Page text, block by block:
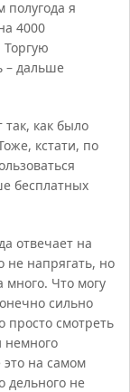
полугода я
4000
Торгую
– дальше
как было
кстати, по
бесплатных
отвечает на
не напрягать, но
много. Что могу
сильно
просто смотреть
немного
это на самом
дельного не